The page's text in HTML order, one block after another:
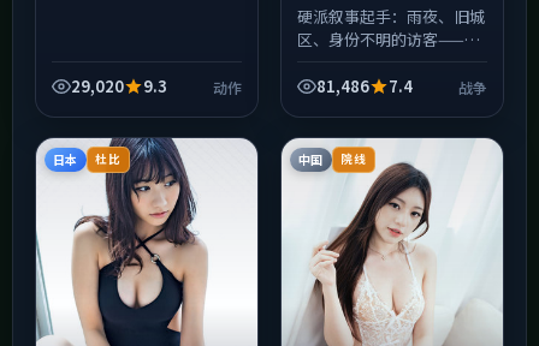
29,020 9.3 动作
硬派叙事起手：雨夜、旧城
区、身份不明的访客——
短篇集里撕下来的某一页，
半...
81,486 7.4 战争
日本 杜比 中国 院线